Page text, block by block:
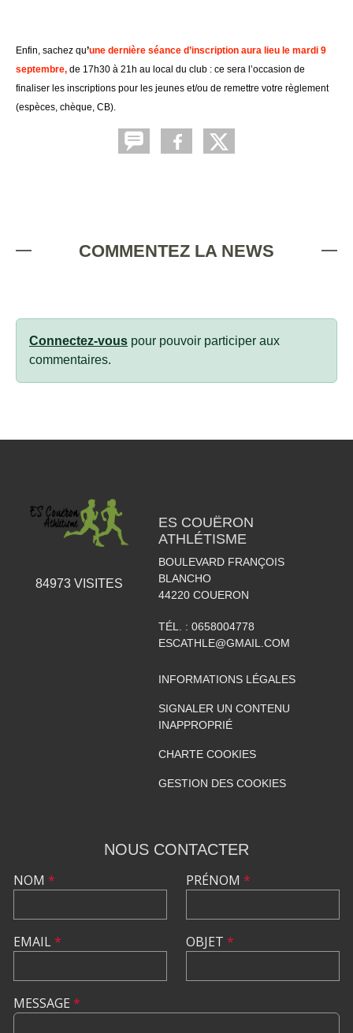
Enfin, sachez qu’une dernière séance d’inscription aura lieu le mardi 9
septembre, de 17h30 à 21h au local du club : ce sera l’occasion de
finaliser les inscriptions pour les jeunes et/ou de remettre votre règlement
(espèces, chèque, CB).
COMMENTEZ LA NEWS
Connectez-vous pour pouvoir participer aux
commentaires.
84973VISITES
ES COUËRON
ATHLÉTISME
BOULEVARD FRANÇOIS
BLANCHO
44220 COUERON
TÉL. : 0658004778
ESCATHLE@GMAIL.COM
INFORMATIONS LÉGALES
SIGNALER UN CONTENU
INAPPROPRIÉ
CHARTE COOKIES
GESTION DES COOKIES
NOUS CONTACTER
NOM *
EMAIL*
PRÉNOM *
OBJET *
MESSAGE *